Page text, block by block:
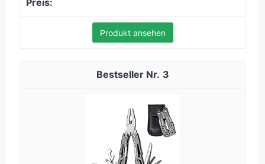
Produkt ansehen
3